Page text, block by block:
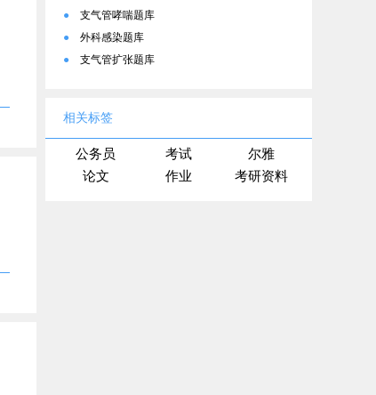
●
支气管哮喘题库
●
外科感染题库
●
支气管扩张题库
相关标签
公务员 考试
尔雅
论文
作业 考研资料